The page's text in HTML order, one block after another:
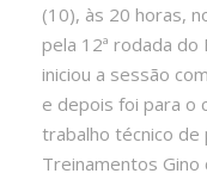
(10), às 20 horas,
pela 12ª rodada
iniciou a sessão
e depois foi para o
trabalho técnico de
Treinamentos Gino